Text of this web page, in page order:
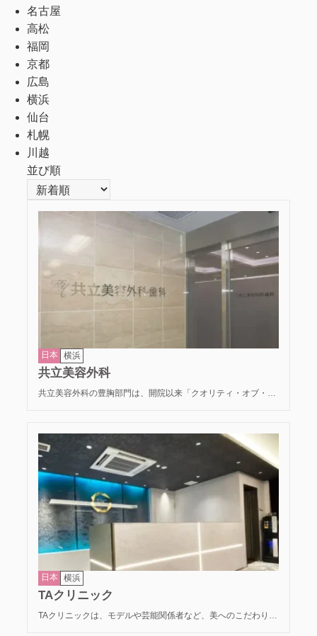
名古屋
高松
福岡
京都
広島
横浜
仙台
札幌
川越
並び順
日本 横浜
共立美容外科
共立美容外科の豊胸部門は、開院以来「クオリティ・オブ・ラ
れや痛みを極限まで抑え、早期の日常生活復帰を可能にしてい
ます。カウンセリングから手術、アフターケアまで一貫して経
験豊富な医師が担当。芸能界からも厚い支持を受ける誠実な医
療が特徴です。
日本 横浜
TAクリニック
TAクリニックは、モデルや芸能関係者など、美へのこだわりが